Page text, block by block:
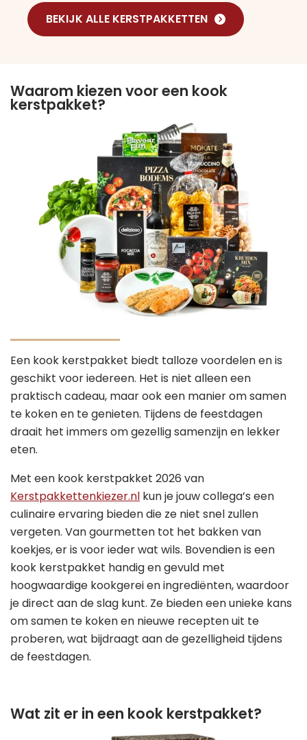
BEKIJK ALLE KERSTPAKKETTEN
Waarom kiezen voor een kook
kerstpakket?
Een kook kerstpakket biedt talloze voordelen en is
geschikt voor iedereen. Het is niet alleen een
praktisch cadeau, maar ook een manier om samen
te koken en te genieten. Tijdens de feestdagen
draait het immers om gezellig samenzijn en lekker
eten.
Met een kook kerstpakket 2026 van
Kerstpakkettenkiezer.nl kun je jouw collega’s een
culinaire ervaring bieden die ze niet snel zullen
vergeten. Van gourmetten tot het bakken van
koekjes, er is voor ieder wat wils. Bovendien is een
kook kerstpakket handig en gevuld met
hoogwaardige kookgerei en ingrediënten, waardoor
je direct aan de slag kunt. Ze bieden een unieke kans
om samen te koken en nieuwe recepten uit te
proberen, wat bijdraagt aan de gezelligheid tijdens
de feestdagen.
Wat zit er in een kook kerstpakket?